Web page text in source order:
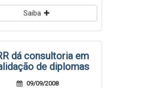
Saiba
dá consultoria em
de diplomas
09/09/2008